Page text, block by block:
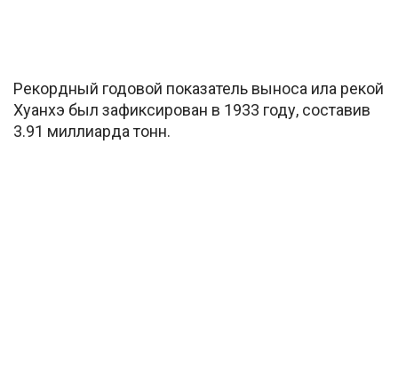
Рекордный годовой показатель выноса ила рекой
Хуанхэ был зафиксирован в 1933 году, составив
3.91 миллиарда тонн.